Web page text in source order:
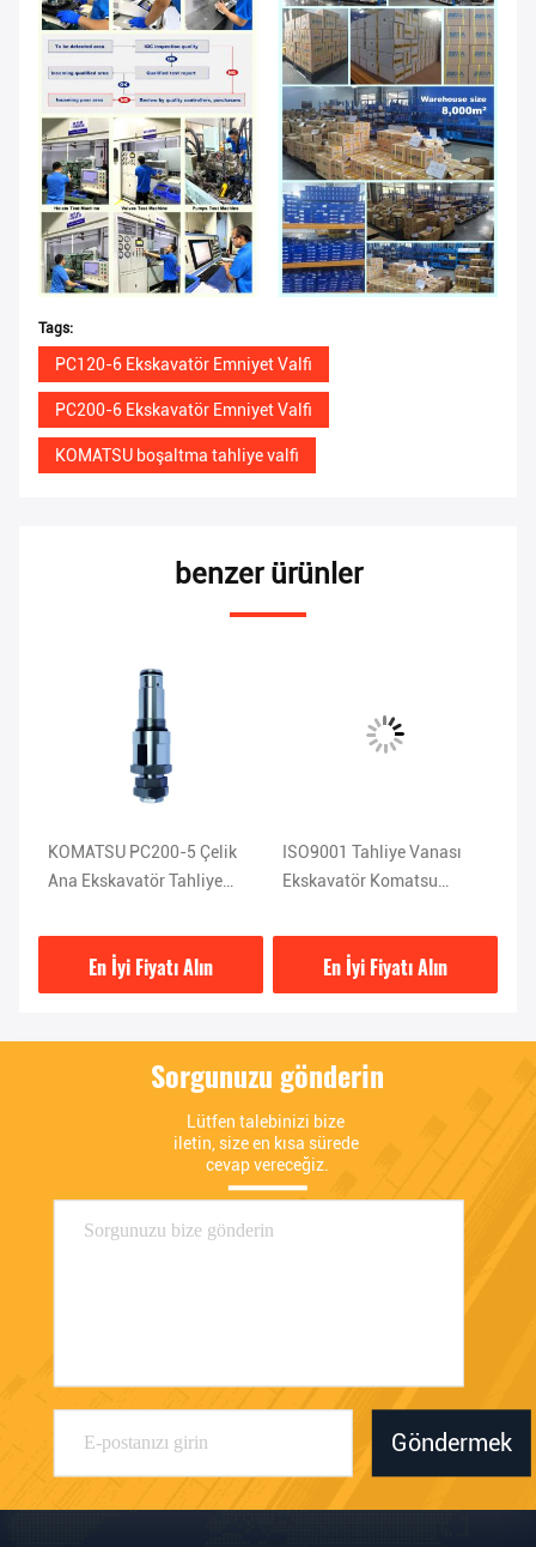
Tags:
PC120-6 Ekskavatör Emniyet Valfi
PC200-6 Ekskavatör Emniyet Valfi
KOMATSU boşaltma tahliye valfi
benzer ürünler
KOMATSU PC200-5 Çelik
Ana Ekskavatör Tahliye
En İyi Fiyatı Alın
ISO9001 Tahliye Vanası
Ekskavatör Komatsu
04523
En İyi Fiyatı Alın
Sorgunuzu gönderin
Lütfen talebinizi bize
iletin, size en kısa sürede
cevap vereceğiz.
Göndermek